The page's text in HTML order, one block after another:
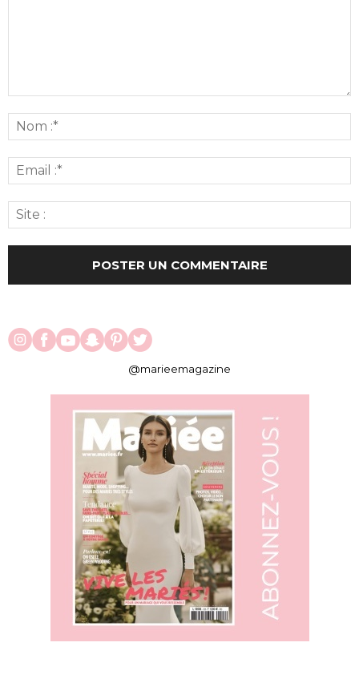
@marieemagazine